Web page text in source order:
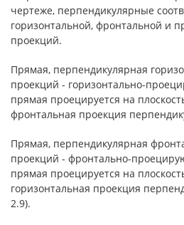
чертеже, перпендикулярные
горизонтальной, фронтальной и
проекций.
Прямая, перпендикулярная
проекций - горизонтально-
прямая проецируется на
фронтальная проекция
Прямая, перпендикулярная
проекций - фронтально-
прямая проецируется на
горизонтальная проекция
2.9).